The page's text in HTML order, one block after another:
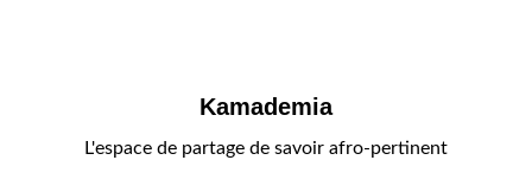
Kamademia
L'espace de partage de savoir afro-pertinent